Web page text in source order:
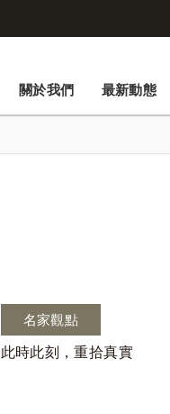
關於我們 最新動態
名家觀點
此時此刻，重拾真實